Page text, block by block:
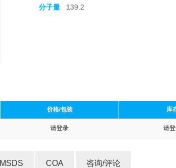
分子量 139.2
价格/包装 库
请登录 请
MSDS COA 咨询/评论